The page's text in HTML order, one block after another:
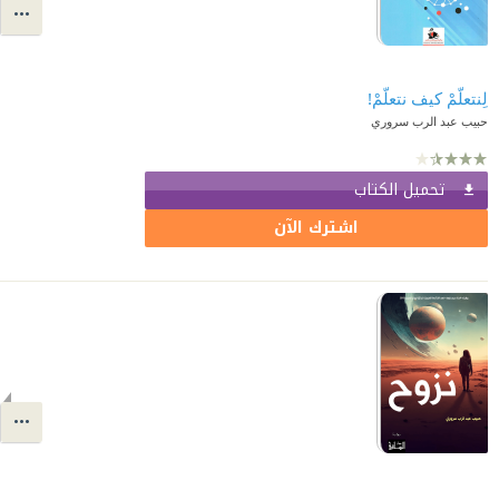
لِنتعلّمْ كيف نتعلّمْ!
حبيب عبد الرب سروري
تحميل الكتاب
اشترك الآن